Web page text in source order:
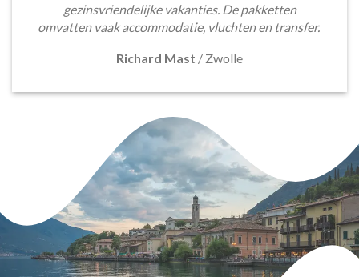
gezinsvriendelijke vakanties. De pakketten
omvatten vaak accommodatie, vluchten en transfer.
Richard Mast / Zwolle